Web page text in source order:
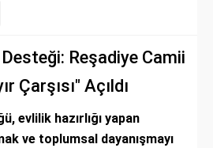
Reşadiye Camii
Çarşısı" Açıldı
evlilik hazırlığı yapan
ve toplumsal dayanışmayı